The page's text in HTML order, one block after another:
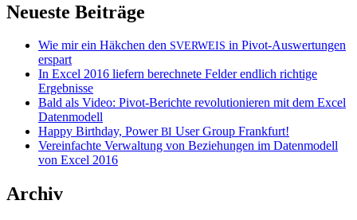
Neueste Beiträge
Wie mir ein Häkchen den SVERWEIS in Pivot-Auswertungen
erspart
In Excel 2016 liefern berechnete Felder endlich richtige
Ergebnisse
Bald als Video: Pivot-Berichte revolutionieren mit dem Excel
Datenmodell
Happy Birthday, PowerBI User Group Frankfurt!
Vereinfachte Verwaltung von Beziehungen im Datenmodell
von Excel 2016
Archiv